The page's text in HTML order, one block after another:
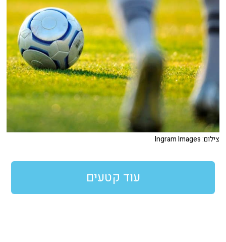
צילום: Ingram Images
עוד קטעים